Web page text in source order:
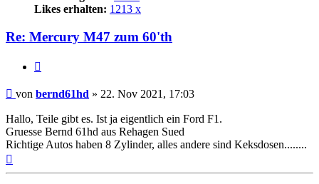
Likes erhalten: 1213 x
Re: Mercury M47 zum 60'th
Beitrag
von bernd61hd » 22. Nov 2021, 17:03
Hallo, Teile gibt es. Ist ja eigentlich ein Ford F1.
Gruesse Bernd 61hd aus Rehagen Sued
Richtige Autos haben 8 Zylinder, alles andere sind Keksdosen........